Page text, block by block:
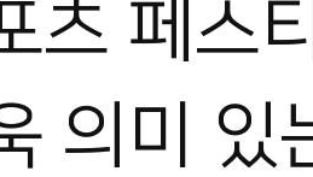
츠 페스
의미 있